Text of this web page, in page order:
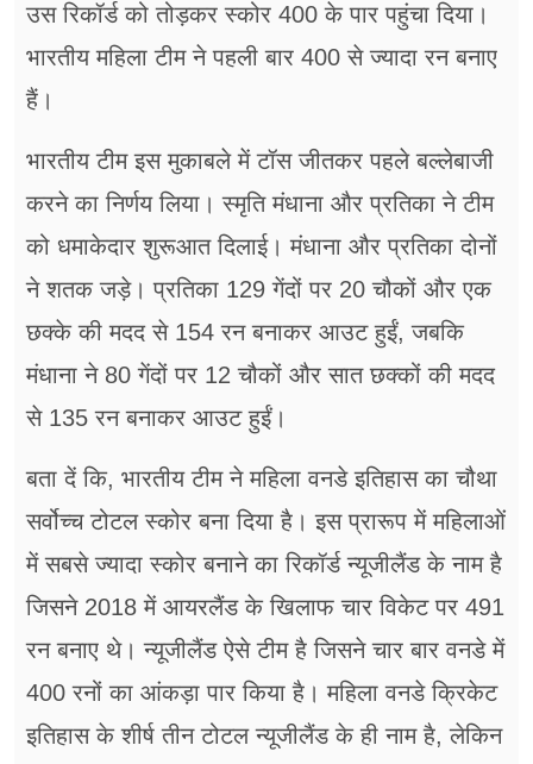
उस रिकॉर्ड को तोड़कर स्कोर 400 के पार पहुंचा दिया।
भारतीय महिला टीम ने पहली बार 400 से ज्यादा रन बनाए
हैं।
भारतीय टीम इस मुकाबले में टॉस जीतकर पहले बल्लेबाजी
करने का निर्णय लिया। स्मृति मंधाना और प्रतिका ने टीम
को धमाकेदार शुरूआत दिलाई। मंधाना और प्रतिका दोनों
ने शतक जड़े। प्रतिका 129 गेंदों पर 20 चौकों और एक
छक्के की मदद से 154 रन बनाकर आउट हुईं, जबकि
मंधाना ने 80 गेंदों पर 12 चौकों और सात छक्कों की मदद
से 135 रन बनाकर आउट हुईं।
बता दें कि, भारतीय टीम ने महिला वनडे इतिहास का चौथा
सर्वोच्च टोटल स्कोर बना दिया है। इस प्रारूप में महिलाओं
में सबसे ज्यादा स्कोर बनाने का रिकॉर्ड न्यूजीलैंड के नाम है
जिसने 2018 में आयरलैंड के खिलाफ चार विकेट पर 491
रन बनाए थे। न्यूजीलैंड ऐसे टीम है जिसने चार बार वनडे में
400 रनों का आंकड़ा पार किया है। महिला वनडे क्रिकेट
इतिहास के शीर्ष तीन टोटल न्यूजीलैंड के ही नाम है, लेकिन